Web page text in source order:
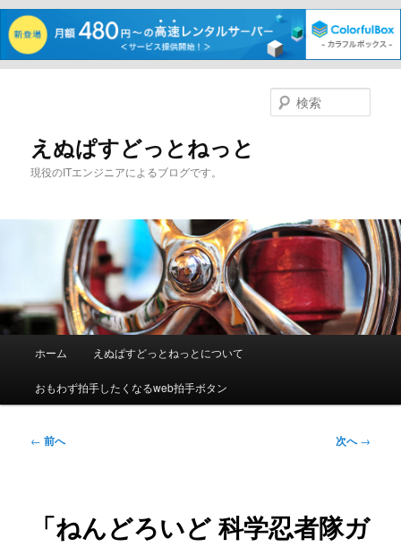
えぬぱすどっとねっと
現役のITエンジニアによるブログです。
索
メ
ホーム えぬぱすどっとねっとについて
おもわず拍手したくなるweb拍手ボタン
投
← 前へ 次へ→
「ねんどろいど 科学忍者隊ガ